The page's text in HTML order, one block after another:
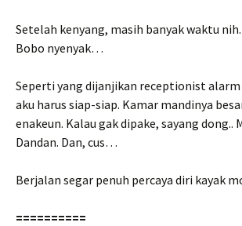
Setelah kenyang, masih banyak waktu
Bobo nyenyak…
Seperti yang dijanjikan receptionist alarm
aku harus siap-siap. Kamar mandinya
enakeun. Kalau gak dipake, sayang dong..
Dandan. Dan, cus…
Berjalan segar penuh percaya diri kayak
==========